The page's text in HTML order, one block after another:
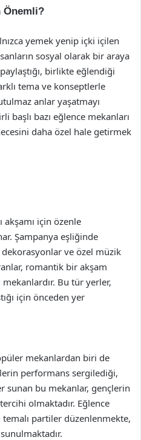
Önemli?
yemek yenip içki içilen
sosyal olarak bir araya
birlikte eğlendiği
tema ve konseptlerle
anlar yaşatmayı
başlı bazı eğlence mekanları
daha özel hale getirmek
akşamı için özenle
Şampanya eşliğinde
ve özel müzik
romantik bir akşam
Bu tür yerler,
için önceden yer
mekanlardan biri de
performans sergilediği,
sunan bu mekanlar, gençlerin
olmaktadır. Eğlence
partiler düzenlenmekte,